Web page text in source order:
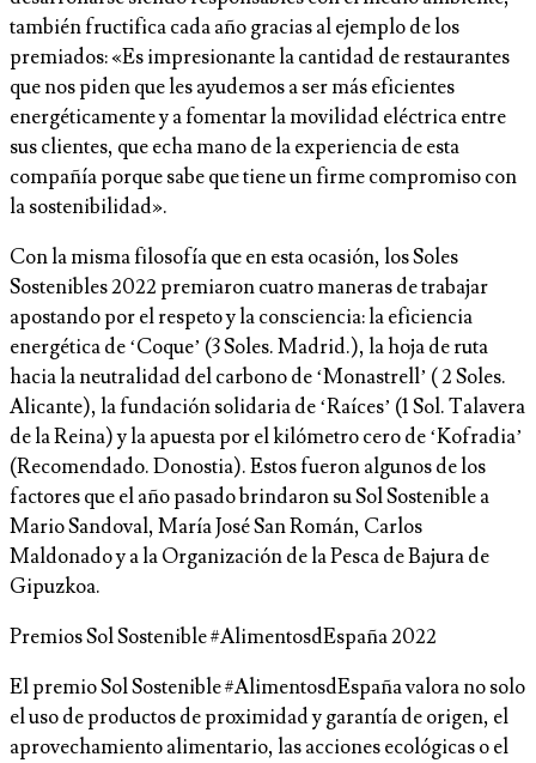
también fructifica cada año gracias al ejemplo de los
premiados: «Es impresionante la cantidad de restaurantes
que nos piden que les ayudemos a ser más eficientes
energéticamente y a fomentar la movilidad eléctrica entre
sus clientes, que echa mano de la experiencia de esta
compañía porque sabe que tiene un firme compromiso con
la sostenibilidad».
Con la misma filosofía que en esta ocasión, los Soles
Sostenibles 2022 premiaron cuatro maneras de trabajar
apostando por el respeto y la consciencia: la eficiencia
energética de ‘Coque’ (3 Soles. Madrid.), la hoja de ruta
hacia la neutralidad del carbono de ‘Monastrell’ ( 2 Soles.
Alicante), la fundación solidaria de ‘Raíces’ (1 Sol. Talavera
de la Reina) y la apuesta por el kilómetro cero de ‘Kofradia’
(Recomendado. Donostia). Estos fueron algunos de los
factores que el año pasado brindaron su Sol Sostenible a
Mario Sandoval, María José San Román, Carlos
Maldonado y a la Organización de la Pesca de Bajura de
Gipuzkoa.
Premios Sol Sostenible #AlimentosdEspaña 2022
El premio Sol Sostenible #AlimentosdEspaña valora no solo
el uso de productos de proximidad y garantía de origen, el
aprovechamiento alimentario, las acciones ecológicas o el